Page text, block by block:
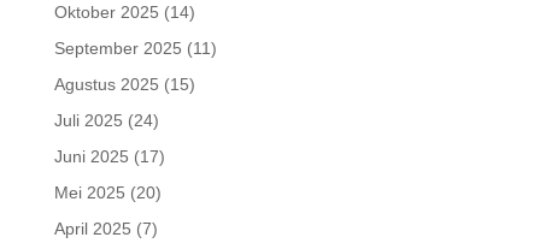
Oktober 2025 (14)
September 2025 (11)
Agustus 2025 (15)
Juli 2025 (24)
Juni 2025 (17)
Mei 2025 (20)
April 2025 (7)